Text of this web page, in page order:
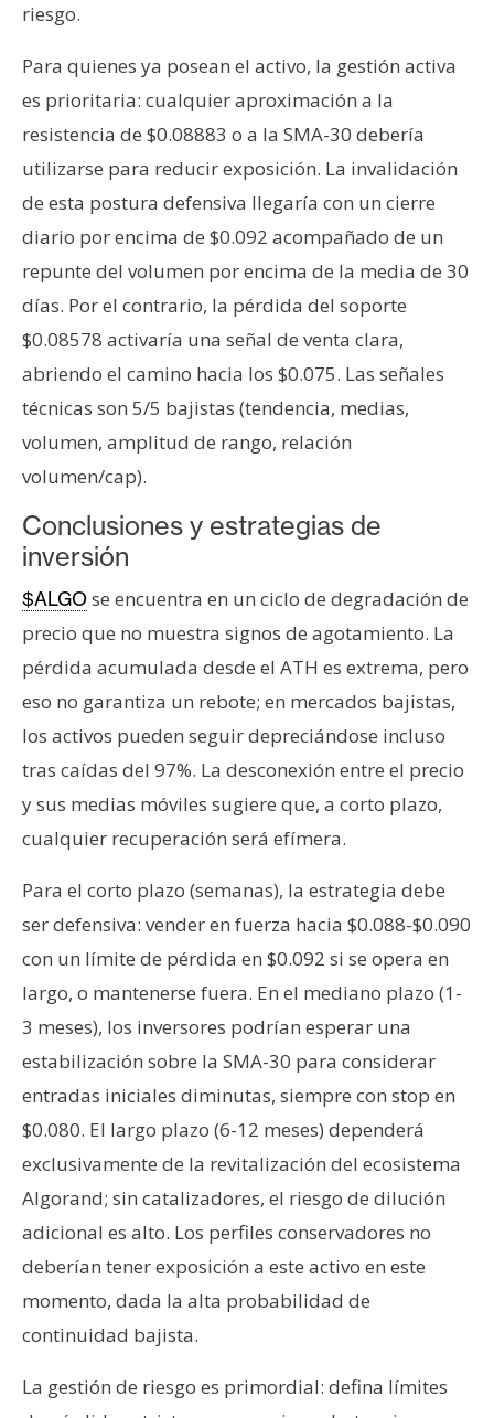
riesgo.
Para quienes ya posean el activo, la gestión activa
es prioritaria: cualquier aproximación a la
resistencia de $0.08883 o a la SMA-30 debería
utilizarse para reducir exposición. La invalidación
de esta postura defensiva llegaría con un cierre
diario por encima de $0.092 acompañado de un
repunte del volumen por encima de la media de 30
días. Por el contrario, la pérdida del soporte
$0.08578 activaría una señal de venta clara,
abriendo el camino hacia los $0.075. Las señales
técnicas son 5/5 bajistas (tendencia, medias,
volumen, amplitud de rango, relación
volumen/cap).
Conclusiones y estrategias de
inversión
$ALGOse encuentra en un ciclo de degradación de
precio que no muestra signos de agotamiento. La
pérdida acumulada desde el ATH es extrema, pero
eso no garantiza un rebote; en mercados bajistas,
los activos pueden seguir depreciándose incluso
tras caídas del 97%. La desconexión entre el precio
y sus medias móviles sugiere que, a corto plazo,
cualquier recuperación será efímera.
Para el corto plazo (semanas), la estrategia debe
ser defensiva: vender en fuerza hacia $0.088-$0.090
con un límite de pérdida en $0.092 si se opera en
largo, o mantenerse fuera. En el mediano plazo (1-
3 meses), los inversores podrían esperar una
estabilización sobre la SMA-30 para considerar
entradas iniciales diminutas, siempre con stop en
$0.080. El largo plazo (6-12 meses) dependerá
exclusivamente de la revitalización del ecosistema
Algorand; sin catalizadores, el riesgo de dilución
adicional es alto. Los perfiles conservadores no
deberían tener exposición a este activo en este
momento, dada la alta probabilidad de
continuidad bajista.
La gestión de riesgo es primordial: defina límites